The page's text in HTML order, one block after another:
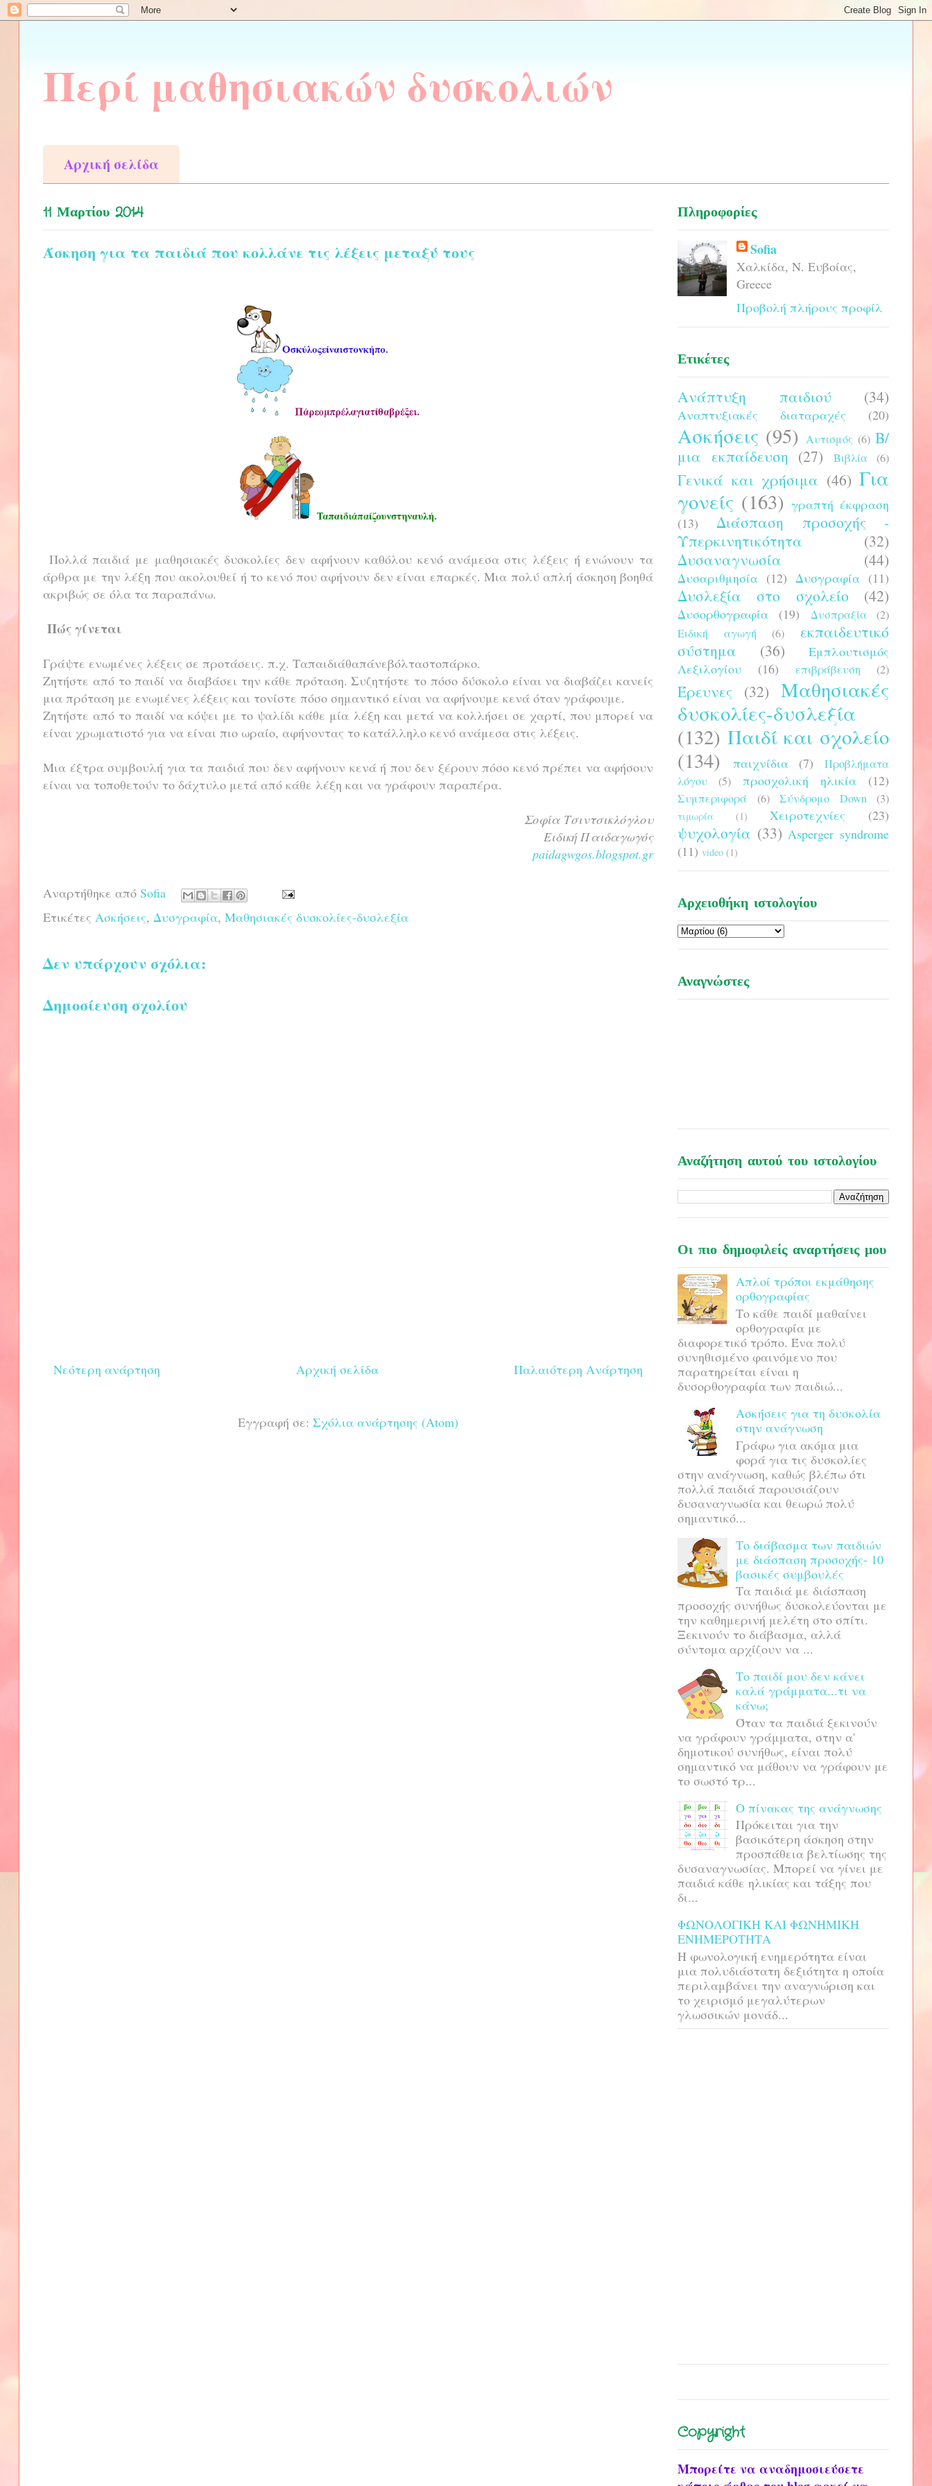
Περί μαθησιακών δυσκολιών
Αρχική σελίδα
11 Μαρτίου 2014
Άσκηση για τα παιδιά που κολλάνε τις λέξεις μεταξύ τους
Πολλά παιδιά με μαθησιακές δυσκολίες δεν αφήνουν καθόλου κενό ανάμεσα στις λέξεις ή ενώνουν τα
άρθρα με την λέξη που ακολουθεί ή το κενό που αφήνουν δεν είναι επαρκές. Μια πολύ απλή άσκηση βοηθά
ακριβώς σε όλα τα παραπάνω.
Πώς γίνεται
Γράψτε ενωμένες λέξεις σε προτάσεις. π.χ. Ταπαιδιάθαπάνεβόλταστοπάρκο.
Ζητήστε από το παιδί να διαβάσει την κάθε πρόταση. Συζητήστε το πόσο δύσκολο είναι να διαβάζει κανείς
μια πρόταση με ενωμένες λέξεις και τονίστε πόσο σημαντικό είναι να αφήνουμε κενά όταν γράφουμε.
Ζητήστε από το παιδί να κόψει με το ψαλίδι κάθε μία λέξη και μετά να κολλήσει σε χαρτί, που μπορεί να
είναι χρωματιστό για να είναι πιο ωραίο, αφήνοντας το κατάλληλο κενό ανάμεσα στις λέξεις.
Μια έξτρα συμβουλή για τα παιδιά που δεν αφήνουν κενά ή που δεν ξέρουν πόσο κενό πρέπει να αφήσουν
είναι να τοποθετούν το δάχτυλο μετά από κάθε λέξη και να γράφουν παραπέρα.
Σοφία Τσιντσικλόγλου
Ειδική Παιδαγωγός
paidagwgos.blogspot.gr
Αναρτήθηκε από Sofia
Ετικέτες Ασκήσεις, Δυσγραφία, Μαθησιακές δυσκολίες-δυσλεξία
Δεν υπάρχουν σχόλια:
Δημοσίευση σχολίου
Νεότερη ανάρτηση Παλαιότερη Ανάρτηση
Αρχική σελίδα
Εγγραφή σε: Σχόλια ανάρτησης (Atom)
Πληροφορίες
Sofia
Χαλκίδα, Ν. Ευβοίας,
Greece
Προβολή πλήρους προφίλ
Ετικέτες
Ανάπτυξη παιδιού
(34)
Αναπτυξιακές διαταραχές (20)
Ασκήσεις (95) Αυτισμός (6) Β/
μια εκπαίδευση (27) Βιβλία (6)
Γενικά και χρήσιμα (46) Για
γονείς (163) γραπτή έκφραση
(13)
Διάσπαση προσοχής -
Υπερκινητικότητα
(32)
Δυσαναγνωσία
(44)
Δυσαριθμησία (12) Δυσγραφία (11)
Δυσλεξία στο σχολείο (42)
Δυσορθογραφία (19) Δυσπραξία
(2)
Ειδική αγωγή
(6)
εκπαιδευτικό
σύστημα
(36)
Εμπλουτισμός
Λεξιλογίου
(16) επιβράβευση (2)
Έρευνες (32)
Μαθησιακές
δυσκολίες-δυσλεξία
(132) Παιδί και σχολείο
(134)
παιχνίδια (7)
Προβλήματα
λόγου
(5) προσχολική ηλικία (12)
Συμπεριφορά (6) Σύνδρομο Down (3)
τιμωρία (1) Χειροτεχνίες (23)
ψυχολογία (33) Asperger syndrome
(11) video (1)
Αρχειοθήκη ιστολογίου
Αναγνώστες
Αναζήτηση αυτού του ιστολογίου
Οι πιο δημοφιλείς αναρτήσεις μου
Απλοί τρόποι εκμάθησης
ορθογραφίας
Το κάθε παιδί μαθαίνει
ορθογραφία με
διαφορετικό τρόπο. Ένα πολύ
συνηθισμένο φαινόμενο που
παρατηρείται είναι η
δυσορθογραφία των παιδιώ...
Ασκήσεις για τη δυσκολία
στην ανάγνωση
Γράφω για ακόμα μια
φορά για τις δυσκολίες
στην ανάγνωση, καθώς βλέπω ότι
πολλά παιδιά παρουσιάζουν
δυσαναγνωσία και θεωρώ πολύ
σημαντικό...
Το διάβασμα των παιδιών
με διάσπαση προσοχής- 10
βασικές συμβουλές
Τα παιδιά με διάσπαση
προσοχής συνήθως δυσκολεύονται με
την καθημερινή μελέτη στο σπίτι.
Ξεκινούν το διάβασμα, αλλά
σύντομα αρχίζουν να ...
Το παιδί μου δεν κάνει
καλά γράμματα...τι να
κάνω;
Όταν τα παιδιά ξεκινούν
να γράφουν γράμματα, στην α'
δημοτικού συνήθως, είναι πολύ
σημαντικό να μάθουν να γράφουν με
το σωστό τρ...
Ο πίνακας της ανάγνωσης
Πρόκειται για την
βασικότερη άσκηση στην
προσπάθεια βελτίωσης της
δυσαναγνωσίας. Μπορεί να γίνει με
παιδιά κάθε ηλικίας και τάξης που
δι...
ΦΩΝΟΛΟΓΙΚΗ ΚΑΙ ΦΩΝΗΜΙΚΗ
ΕΝΗΜΕΡΟΤΗΤΑ
H φωνολογική ενημερότητα είναι
μια πολυδιάστατη δεξιότητα η οποία
περιλαμβάνει την αναγνώριση και
το χειρισμό μεγαλύτερων
γλωσσικών μονάδ...
Copyright
Μπορείτε να αναδημοσιεύσετε